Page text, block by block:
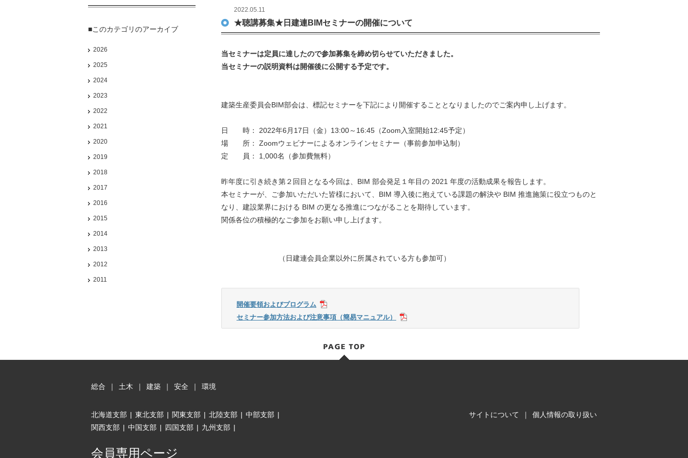
2022.05.11
★聴講募集★日建連BIMセミナーの開催について
当セミナーは定員に達したので参加募集を締め切らせていただきました。
当セミナーの説明資料は開催後に公開する予定です。
建築生産委員会BIM部会は、標記セミナーを下記により開催することとなりましたのでご案内申し上げます。
日 時： 2022年6月17日（金）13:00～16:45（Zoom入室開始12:45予定）
場 所： Zoomウェビナーによるオンラインセミナー（事前参加申込制）
定 員： 1,000名（参加費無料）
昨年度に引き続き第２回目となる今回は、BIM 部会発足１年目の 2021 年度の活動成果を報告します。
本セミナーが、ご参加いただいた皆様において、BIM 導入後に抱えている課題の解決や BIM 推進施策に役立つものと
なり、建設業界における BIM の更なる推進につながることを期待しています。
関係各位の積極的なご参加をお願い申し上げます。
（日建連会員企業以外に所属されている方も参加可）
開催要領およびプログラム
セミナー参加方法および注意事項（簡易マニュアル）
■このカテゴリのアーカイブ
2026
2025
2024
2023
2022
2021
2020
2019
2018
2017
2016
2015
2014
2013
2012
2011
総合 ｜ 土木 ｜ 建築 ｜ 安全 ｜ 環境
サイトについて ｜ 個人情報の取り扱い
北海道支部 | 東北支部 | 関東支部 | 北陸支部 | 中部支部 |
関西支部 | 中国支部 | 四国支部 | 九州支部 |
会員専用ページ